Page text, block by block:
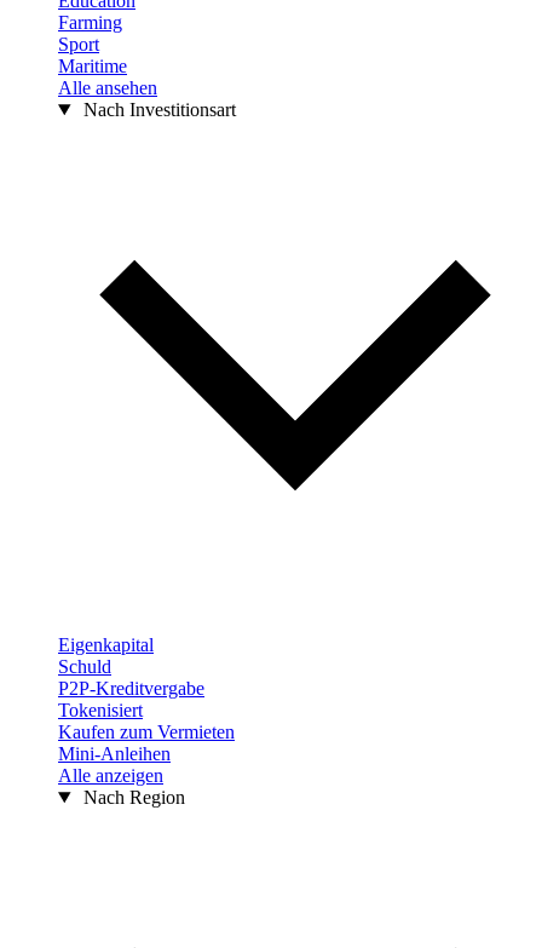
Farming
Sport
Maritime
Alle ansehen
Nach Investitionsart
Eigenkapital
Schuld
P2P-Kreditvergabe
Tokenisiert
Kaufen zum Vermieten
Mini-Anleihen
Alle anzeigen
Nach Region